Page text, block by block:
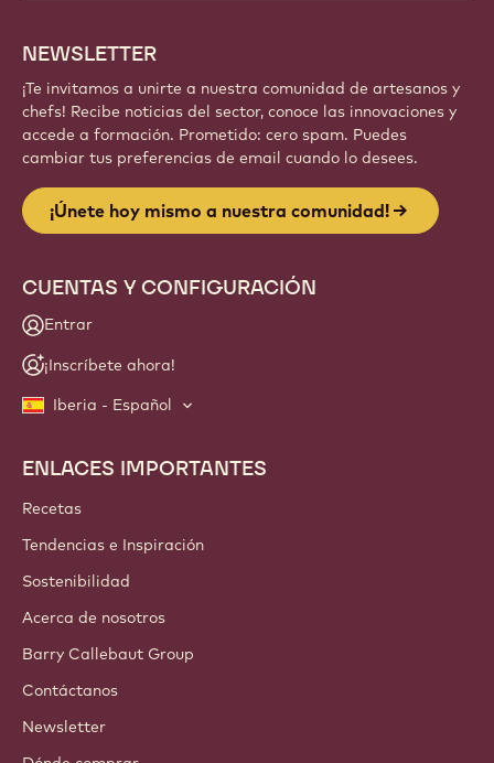
NEWSLETTER
¡Te invitamos a unirte a nuestra comunidad de artesanos y
chefs! Recibe noticias del sector, conoce las innovaciones y
accede a formación. Prometido: cero spam. Puedes
cambiar tus preferencias de email cuando lo desees.
¡Únete hoy mismo a nuestra comunidad!
CUENTAS Y CONFIGURACIÓN
Entrar
¡Inscríbete ahora!
Iberia - Español
Footer
Callebaut
ENLACES IMPORTANTES
Recetas
Tendencias e Inspiración
Sostenibilidad
Acerca de nosotros
Barry Callebaut Group
Contáctanos
Newsletter